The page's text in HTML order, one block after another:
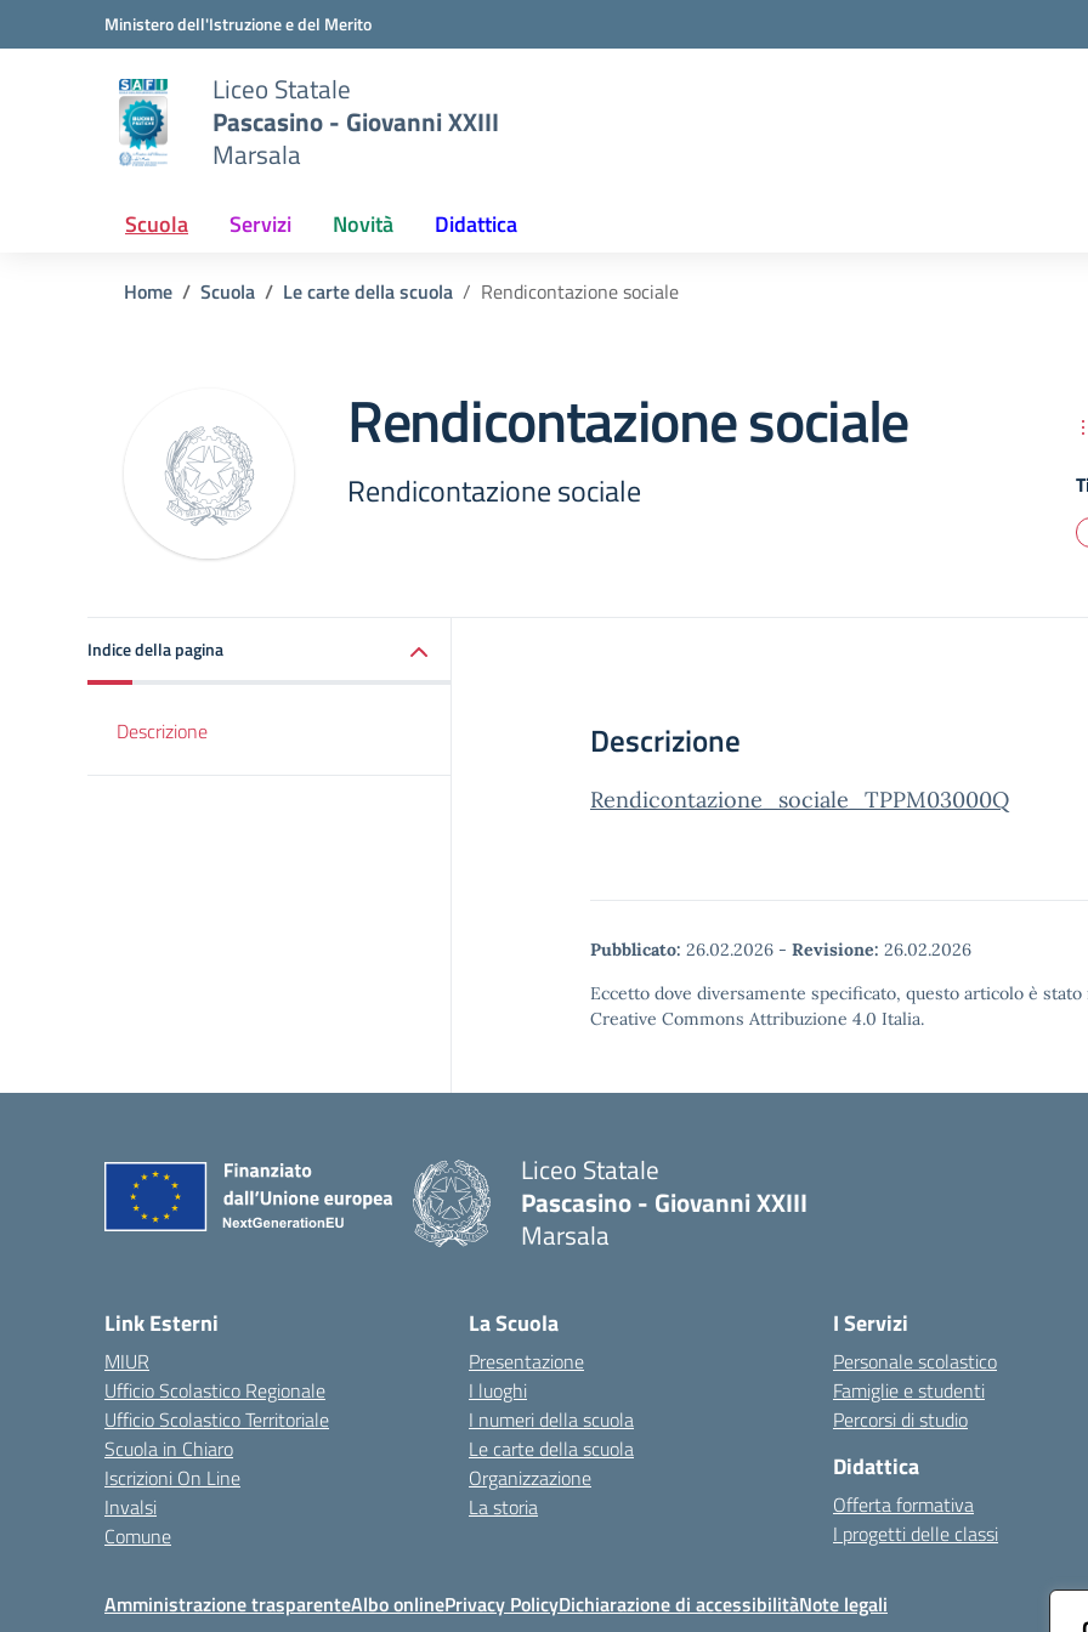
Vai ai contenuti
Vai al menu di navigazioneMinistero dell'Istruzione e del Merito
Liceo Statale
Pascasino - Giovanni XXIII
Marsala
Scuola Servizi Novità Didattica
Home Scuola Le carte della scuola Rendicontazione sociale
Rendicontazione sociale
Rendicontazione sociale
Indice della pagina
Descrizione Descrizione
Rendicontazione_sociale_TPPM03000Q
Pubblicato: 26.02.2026 - Revisione: 26.02.2026
Eccetto dove diversamente specificato, questo articolo è
Creative Commons Attribuzione 4.0 Italia.
Liceo Statale
Pascasino - Giovanni XXIII
Marsala
Link Esterni
MIUR
Ufficio Scolastico Regionale
Ufficio Scolastico Territoriale
Scuola in Chiaro
Iscrizioni On Line
Invalsi
Comune
La Scuola
Presentazione
I luoghi
I numeri della scuola
Le carte della scuola
Organizzazione
La storia
I Servizi
Personale scolastico
Famiglie e studenti
Percorsi di studio
Didattica
Offerta formativa
I progetti delle classi
Amministrazione trasparenteAlbo onlinePrivacy PolicyDichiarazione di accessibilitàNote legali